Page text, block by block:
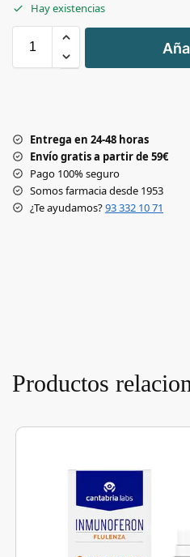
Hay existencias
+
-
Entrega en 24-48 horas
Envío gratis a partir de 59€
Pago 100% seguro
Somos farmacia desde 1953
¿Te ayudamos?93 332 10 71
Productos